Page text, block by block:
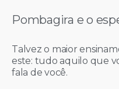
Pombagira e o
Talvez o maior
este: tudo aquilo que
fala de você.